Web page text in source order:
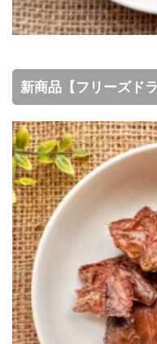
新商品【フリーズド